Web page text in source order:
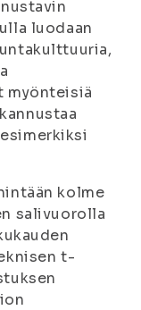
luodaan
myönteisiä
kolme
salivuorolla
t-